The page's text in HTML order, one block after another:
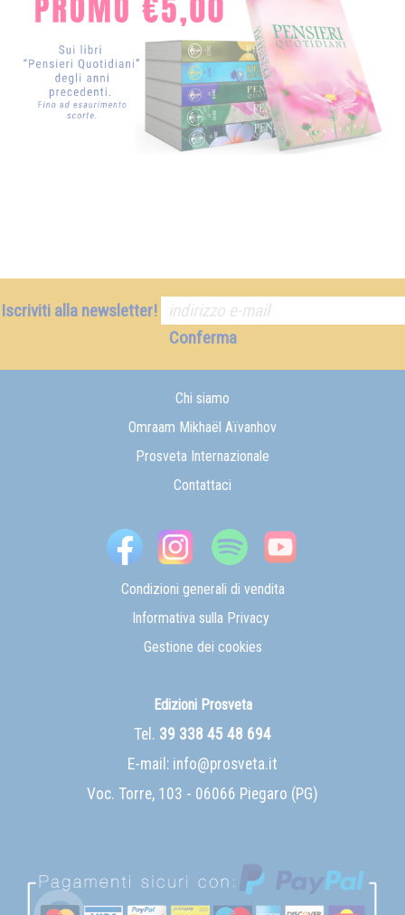
Iscriviti alla newsletter!
Conferma
Chi siamo
Omraam Mikhaël Aïvanhov
Prosveta Internazionale
Contattaci
Condizioni generali di vendita
Informativa sulla Privacy
Gestione dei cookies
Edizioni Prosveta
Tel. 39 338 45 48 694
E-mail: info@prosveta.it
Voc. Torre, 103 - 06066 Piegaro (PG)